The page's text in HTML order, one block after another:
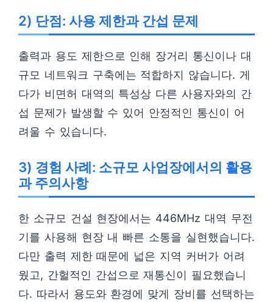
2) 단점: 사용 제한과 간섭 문제
출력과 용도 제한으로 인해 장거리 통신이나 대
규모 네트워크 구축에는 적합하지 않습니다. 게
다가 비면허 대역의 특성상 다른 사용자와의 간
섭 문제가 발생할 수 있어 안정적인 통신이 어
려울 수 있습니다.
3) 경험 사례: 소규모 사업장에서의 활용
과 주의사항
한 소규모 건설 현장에서는 446MHz 대역 무전
기를 사용해 현장 내 빠른 소통을 실현했습니다.
다만 출력 제한 때문에 넓은 지역 커버가 어려
웠고, 간헐적인 간섭으로 재통신이 필요했습니
다. 따라서 용도와 환경에 맞게 장비를 선택하는